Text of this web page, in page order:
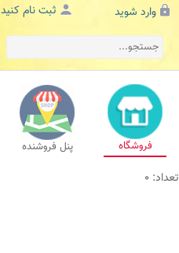
وارد شوید ثبت نام کنید
فروشگاه پنل فروشنده
تعداد: 0